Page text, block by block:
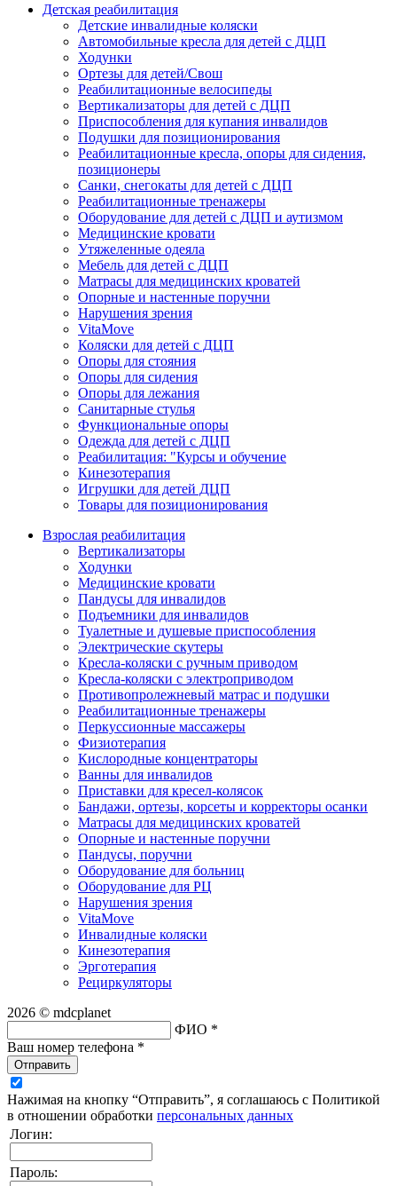
Детская реабилитация
Детские инвалидные коляски
Автомобильные кресла для детей с ДЦП
Ходунки
Ортезы для детей/Свош
Реабилитационные велосипеды
Вертикализаторы для детей с ДЦП
Приспособления для купания инвалидов
Подушки для позиционирования
Реабилитационные кресла, опоры для сидения,
позиционеры
Санки, снегокаты для детей с ДЦП
Реабилитационные тренажеры
Оборудование для детей с ДЦП и аутизмом
Медицинские кровати
Утяжеленные одеяла
Мебель для детей с ДЦП
Матрасы для медицинских кроватей
Опорные и настенные поручни
Нарушения зрения
VitaMove
Коляски для детей с ДЦП
Опоры для стояния
Опоры для сидения
Опоры для лежания
Санитарные стулья
Функциональные опоры
Одежда для детей с ДЦП
Реабилитация: "Курсы и обучение
Кинезотерапия
Игрушки для детей ДЦП
Товары для позиционирования
Взрослая реабилитация
Вертикализаторы
Ходунки
Медицинские кровати
Пандусы для инвалидов
Подъемники для инвалидов
Туалетные и душевые приспособления
Электрические скутеры
Кресла-коляски с ручным приводом
Кресла-коляски с электроприводом
Противопролежневый матрас и подушки
Реабилитационные тренажеры
Перкуссионные массажеры
Физиотерапия
Кислородные концентраторы
Ванны для инвалидов
Приставки для кресел-колясок
Бандажи, ортезы, корсеты и корректоры осанки
Матрасы для медицинских кроватей
Опорные и настенные поручни
Пандусы, поручни
Оборудование для больниц
Оборудование для РЦ
Нарушения зрения
VitaMove
Инвалидные коляски
Кинезотерапия
Эрготерапия
Рециркуляторы
2026 © mdcplanet
ФИО *
Ваш номер телефона *
Отправить
Нажимая на кнопку “Отправить”, я соглашаюсь с Политикой
в отношении обработки персональных данных
Логин:
Пароль: